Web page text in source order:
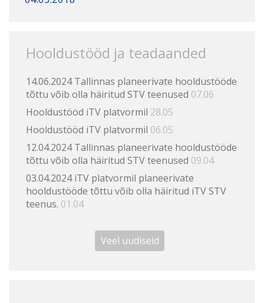
Hooldustööd ja teadaanded
14.06.2024 Tallinnas planeerivate hooldustööde
tõttu võib olla häiritud STV teenused 07.06
Hooldustööd iTV platvormil 28.05
Hooldustööd iTV platvormil 06.05
12.04.2024 Tallinnas planeerivate hooldustööde
tõttu võib olla häiritud STV teenused 09.04
03.04.2024 iTV platvormil planeerivate
hooldustööde tõttu võib olla häiritud iTV STV
teenus. 01.04
Veel uudiseid